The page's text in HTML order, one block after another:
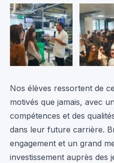
Nos élèves ressortent de
motivés que jamais, avec
compétences et des
dans leur future carrière.
engagement et un grand
investissement auprès des